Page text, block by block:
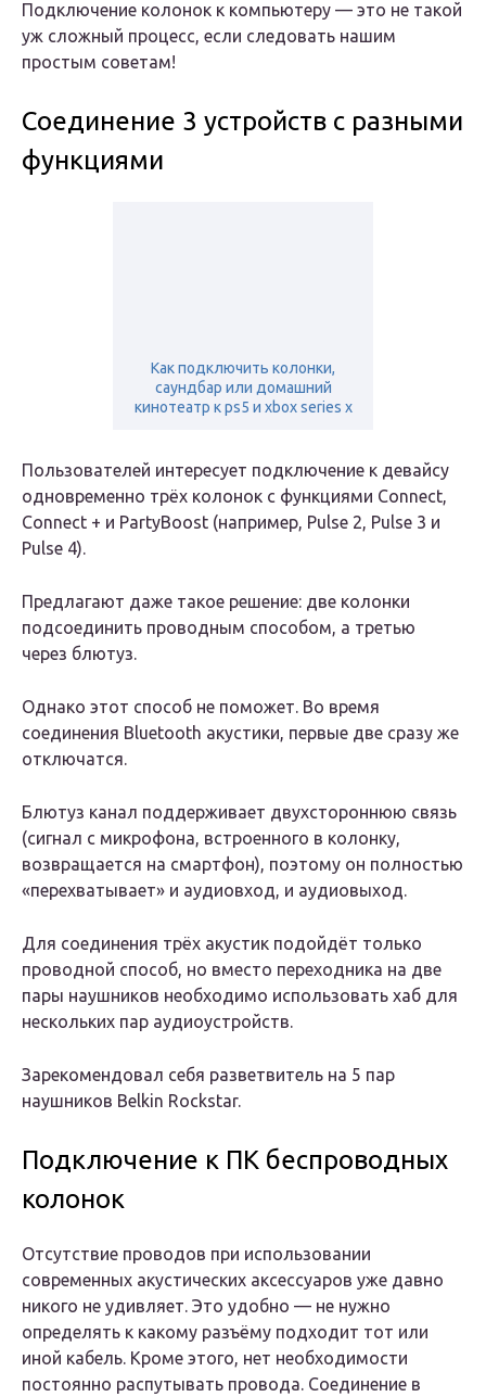
Подключение колонок к компьютеру — это не такой
уж сложный процесс, если следовать нашим
простым советам!
Соединение 3 устройств c разными
функциями
Как подключить колонки,
саундбар или домашний
кинотеатр к ps5 и xbox series x
Пользователей интересует подключение к девайсу
одновременно трёх колонок с функциями Connect,
Connect + и PartyBoost (например, Pulse 2, Pulse 3 и
Pulse 4).
Предлагают даже такое решение: две колонки
подсоединить проводным способом, а третью
через блютуз.
Однако этот способ не поможет. Во время
соединения Bluetooth акустики, первые две сразу же
отключатся.
Блютуз канал поддерживает двухстороннюю связь
(сигнал с микрофона, встроенного в колонку,
возвращается на смартфон), поэтому он полностью
«перехватывает» и аудиовход, и аудиовыход.
Для соединения трёх акустик подойдёт только
проводной способ, но вместо переходника на две
пары наушников необходимо использовать хаб для
нескольких пар аудиоустройств.
Зарекомендовал себя разветвитель на 5 пар
наушников Belkin Rockstar.
Подключение к ПК беспроводных
колонок
Отсутствие проводов при использовании
современных акустических аксессуаров уже давно
никого не удивляет. Это удобно — не нужно
определять к какому разъёму подходит тот или
иной кабель. Кроме этого, нет необходимости
постоянно распутывать провода. Соединение в